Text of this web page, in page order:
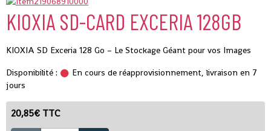
KIOXIA SD-CARD EXCERIA 128GB
KIOXIA SD Exceria 128 Go – Le Stockage Géant pour vos Images
Disponibilité :
En cours de réapprovisionnement, livraison en 7
jours
20,85€ TTC